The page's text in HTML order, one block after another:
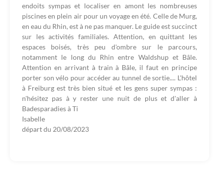
endoits sympas et localiser en amont les nombreuses
piscines en plein air pour un voyage en été. Celle de Murg,
en eau du Rhin, est à ne pas manquer. Le guide est succinct
sur les activités familiales. Attention, en quittant les
espaces boisés, très peu d'ombre sur le parcours,
notamment le long du Rhin entre Waldshup et Bâle.
Attention en arrivant à train à Bâle, il faut en principe
porter son vélo pour accéder au tunnel de sortie.... L'hôtel
à Freiburg est très bien situé et les gens super sympas :
n'hésitez pas à y rester une nuit de plus et d'aller à
Badesparadies à Ti
Isabelle
départ du 20/08/2023